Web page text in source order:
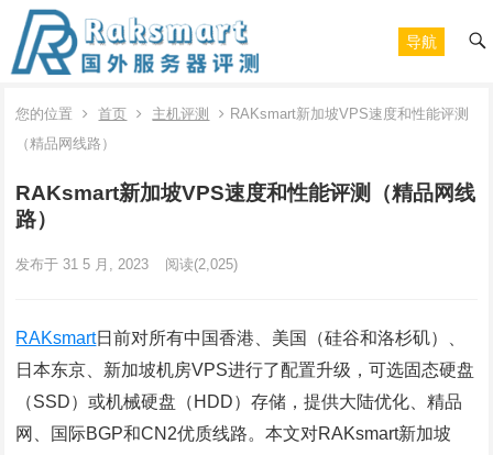
导航
您的位置 首页 主机评测
RAKsmart新加坡VPS速度和性能评测
（精品网线路）
RAKsmart新加坡VPS速度和性能评测（精品网线
路）
发布于 31 5 月, 2023 阅读(2,025)
RAKsmart日前对所有中国香港、美国（硅谷和洛杉矶）、
日本东京、新加坡机房VPS进行了配置升级，可选固态硬盘
（SSD）或机械硬盘（HDD）存储，提供大陆优化、精品
网、国际BGP和CN2优质线路。本文对RAKsmart新加坡